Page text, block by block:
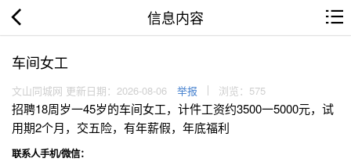
信息内容
车间女工
文山同城网 更新日期：2026-08-06 举报 浏览：575
招聘18周岁一45岁的车间女工，计件工资约3500一5000元，试
用期2个月，交五险，有年薪假，年底福利
联系人手机/微信：